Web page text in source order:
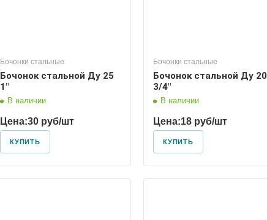
Бочонки стальные
Бочонок стальной Ду 25
1"
В наличии
Цена:30 руб/шт
КУПИТЬ
Бочонки стальные
Бочонок стальной Ду 20
3/4"
В наличии
Цена:18 руб/шт
КУПИТЬ